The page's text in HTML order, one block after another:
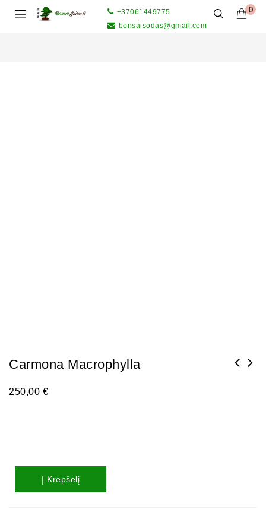
0
+37061449775
bonsaisodas@gmail.com
Carmona Macrophylla
250,00€
Į Krepšelį